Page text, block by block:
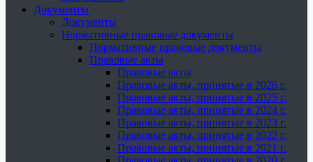
Документы
Документы
Нормативные правовые документы
Нормативные правовые документы
Правовые акты
Правовые акты
Правовые акты, принятые в 2026 г.
Правовые акты, принятые в 2025 г.
Правовые акты, принятые в 2024 г.
Правовые акты, принятые в 2023 г.
Правовые акты, принятые в 2022 г.
Правовые акты, принятые в 2021 г.